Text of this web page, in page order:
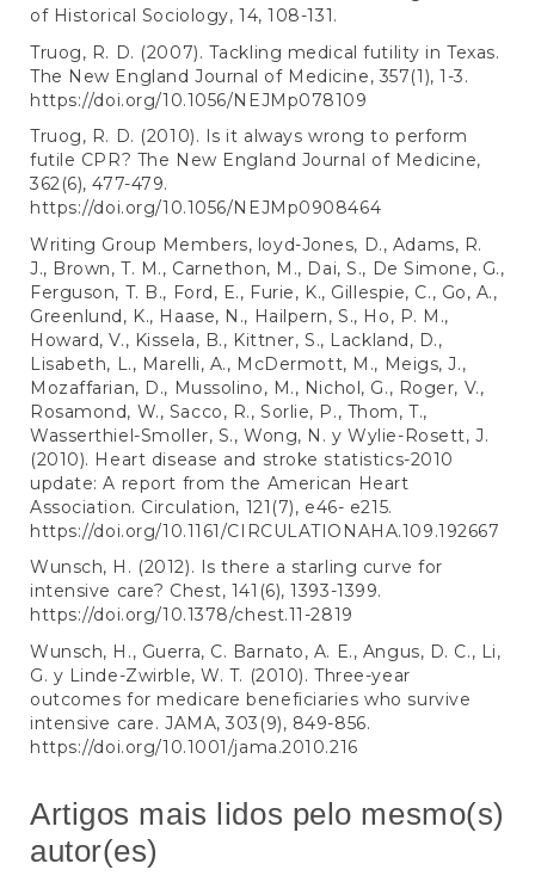
of Historical Sociology, 14, 108-131.
Truog, R. D. (2007). Tackling medical futility in Texas.
The New England Journal of Medicine, 357(1), 1-3.
https://doi.org/10.1056/NEJMp078109
Truog, R. D. (2010). Is it always wrong to perform
futile CPR? The New England Journal of Medicine,
362(6), 477-479.
https://doi.org/10.1056/NEJMp0908464
Writing Group Members, loyd-Jones, D., Adams, R.
J., Brown, T. M., Carnethon, M., Dai, S., De Simone, G.,
Ferguson, T. B., Ford, E., Furie, K., Gillespie, C., Go, A.,
Greenlund, K., Haase, N., Hailpern, S., Ho, P. M.,
Howard, V., Kissela, B., Kittner, S., Lackland, D.,
Lisabeth, L., Marelli, A., McDermott, M., Meigs, J.,
Mozaffarian, D., Mussolino, M., Nichol, G., Roger, V.,
Rosamond, W., Sacco, R., Sorlie, P., Thom, T.,
Wasserthiel-Smoller, S., Wong, N. y Wylie-Rosett, J.
(2010). Heart disease and stroke statistics-2010
update: A report from the American Heart
Association. Circulation, 121(7), e46- e215.
https://doi.org/10.1161/CIRCULATIONAHA.109.192667
Wunsch, H. (2012). Is there a starling curve for
intensive care? Chest, 141(6), 1393-1399.
https://doi.org/10.1378/chest.11-2819
Wunsch, H., Guerra, C. Barnato, A. E., Angus, D. C., Li,
G. y Linde-Zwirble, W. T. (2010). Three-year
outcomes for medicare beneficiaries who survive
intensive care. JAMA, 303(9), 849-856.
https://doi.org/10.1001/jama.2010.216
Artigos mais lidos pelo mesmo(s)
autor(es)